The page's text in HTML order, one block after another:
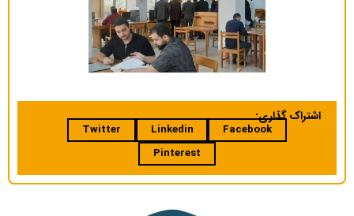
اشتراک گذاری:
Facebook
Linkedin
Twitter
Pinterest